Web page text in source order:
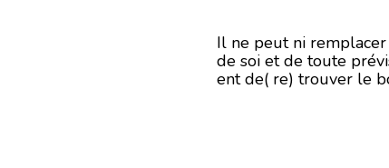
Il ne peut ni remplacer
de soi et de toute
ent de( re) trouver le